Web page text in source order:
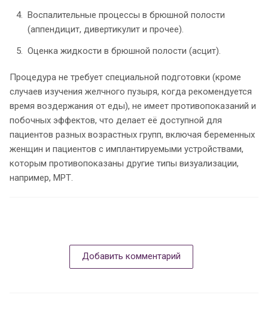
Воспалительные процессы в брюшной полости
(аппендицит, дивертикулит и прочее).
Оценка жидкости в брюшной полости (асцит).
Процедура не требует специальной подготовки (кроме
случаев изучения желчного пузыря, когда рекомендуется
время воздержания от еды), не имеет противопоказаний и
побочных эффектов, что делает её доступной для
пациентов разных возрастных групп, включая беременных
женщин и пациентов с имплантируемыми устройствами,
которым противопоказаны другие типы визуализации,
например, МРТ.
Добавить комментарий